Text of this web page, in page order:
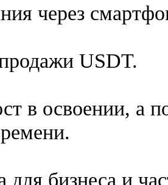
через
USDT.
в освоении, а
бизнеса и